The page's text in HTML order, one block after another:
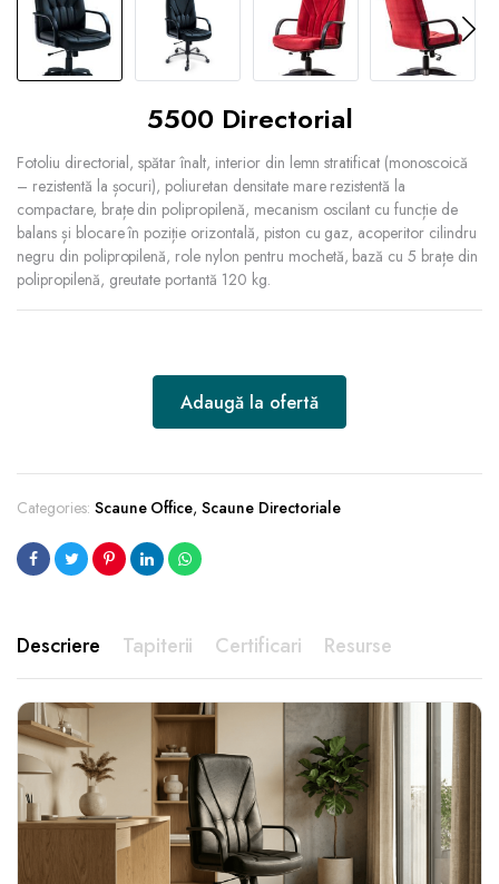
5500 Directorial
Fotoliu directorial, spătar înalt, interior din lemn stratificat (monoscoică
– rezistentă la șocuri), poliuretan densitate mare rezistentă la
compactare, brațe din polipropilenă, mecanism oscilant cu funcție de
balans și blocare în poziție orizontală, piston cu gaz, acoperitor cilindru
negru din polipropilenă, role nylon pentru mochetă, bază cu 5 brațe din
polipropilenă, greutate portantă 120 kg.
Adaugă la ofertă
Categories: Scaune Office,Scaune Directoriale
Tapiterii Certificari Resurse
Descriere